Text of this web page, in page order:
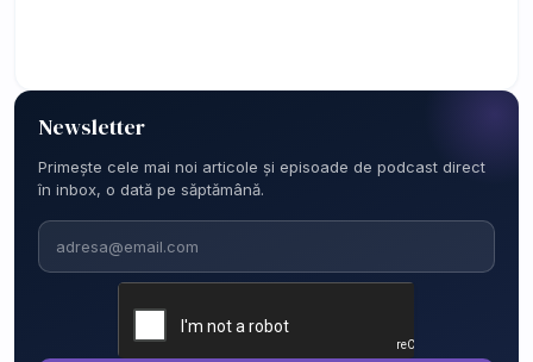
Newsletter
Primește cele mai noi articole și episoade de podcast direct
în inbox, o dată pe săptămână.
Email